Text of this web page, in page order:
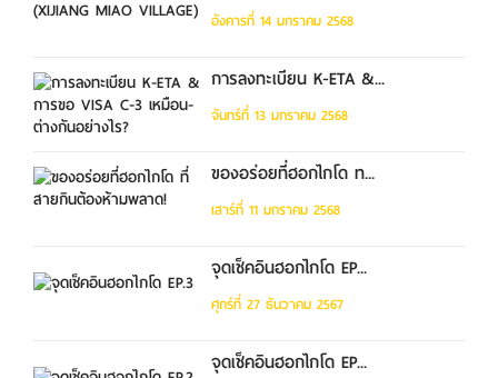
อังคารที่ 14 มกราคม 2568
การลงทะเบียน K-ETA &...
จันทร์ที่ 13 มกราคม 2568
ของอร่อยที่ฮอกไกโด ท...
เสาร์ที่ 11 มกราคม 2568
จุดเช็คอินฮอกไกโด EP...
ศุกร์ที่ 27 ธันวาคม 2567
จุดเช็คอินฮอกไกโด EP...